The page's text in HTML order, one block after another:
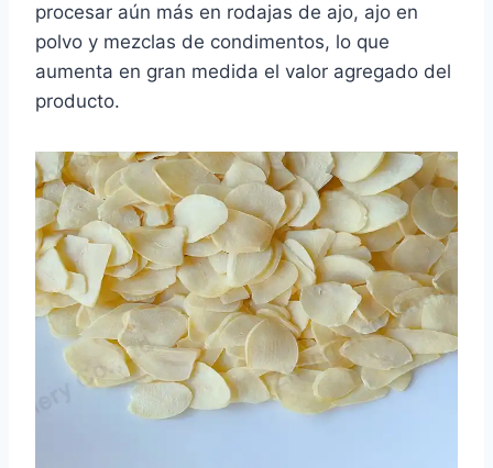
procesar aún más en rodajas de ajo, ajo en
polvo y mezclas de condimentos, lo que
aumenta en gran medida el valor agregado del
producto.